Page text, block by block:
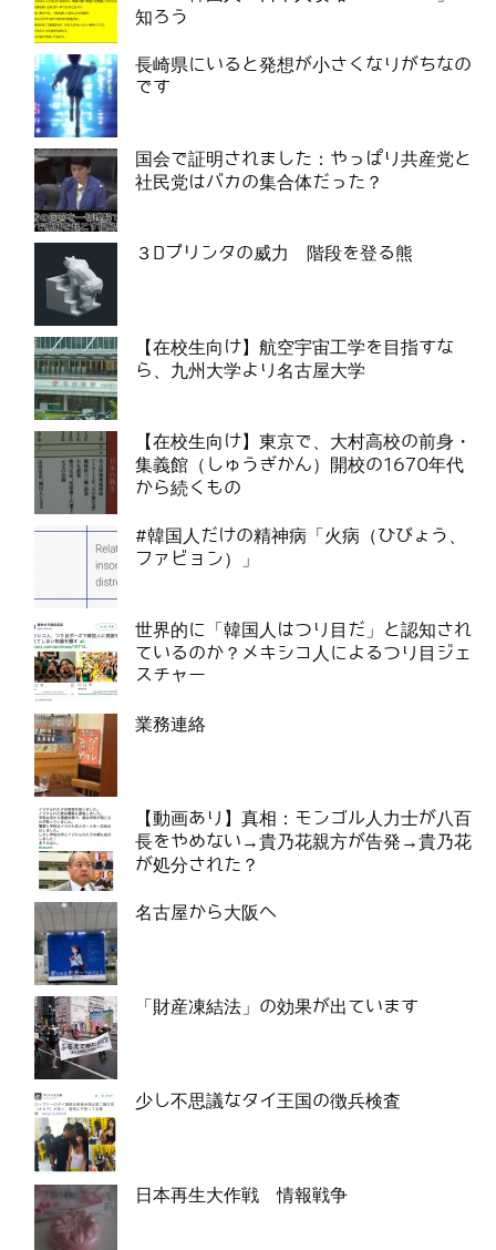
知ろう
長崎県にいると発想が小さくなりがちなの
です
国会で証明されました：やっぱり共産党と
社民党はバカの集合体だった？
３Dプリンタの威力 階段を登る熊
【在校生向け】航空宇宙工学を目指すな
ら、九州大学より名古屋大学
【在校生向け】東京で、大村高校の前身・
集義館（しゅうぎかん）開校の1670年代
から続くもの
#韓国人だけの精神病「火病（ひびょう、
ファビョン）」
世界的に「韓国人はつり目だ」と認知され
ているのか？メキシコ人によるつり目ジェ
スチャー
業務連絡
【動画あり】真相：モンゴル人力士が八百
長をやめない→貴乃花親方が告発→貴乃花
が処分された？
名古屋から大阪へ
「財産凍結法」の効果が出ています
少し不思議なタイ王国の徴兵検査
日本再生大作戦 情報戦争